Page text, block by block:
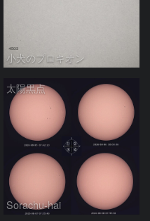
小犬のプロキオン
太陽黒点
Sorachu-hai